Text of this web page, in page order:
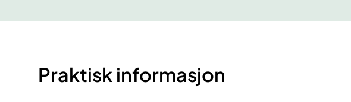
Praktisk informasjon